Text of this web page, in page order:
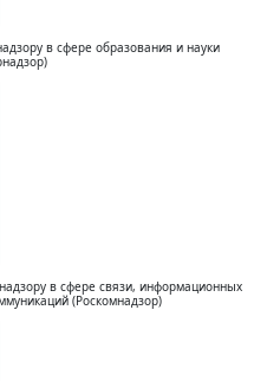
в сфере образования и науки
в сфере связи, информационных
(Роскомнадзор)